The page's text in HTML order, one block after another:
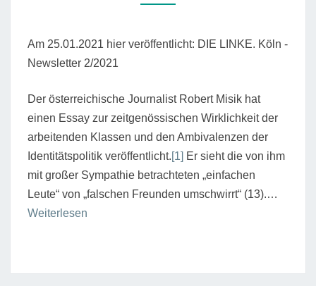
LEUTE
Am 25.01.2021 hier veröffentlicht: DIE LINKE. Köln -
Newsletter 2/2021
Der österreichische Journalist Robert Misik hat
einen Essay zur zeitgenössischen Wirklichkeit der
arbeitenden Klassen und den Ambivalenzen der
Identitätspolitik veröffentlicht.[1] Er sieht die von ihm
mit großer Sympathie betrachteten „einfachen
Leute“ von „falschen Freunden umschwirrt“ (13).…
Weiterlesen